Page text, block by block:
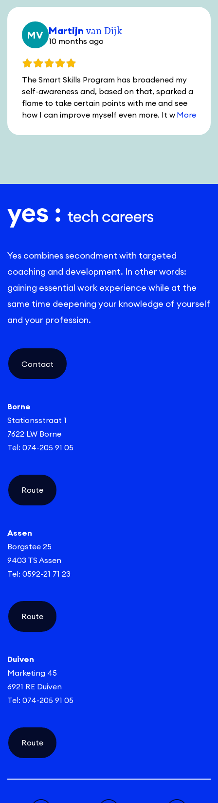
MV Martijnvan Dijk
10 months ago
The Smart Skills Program has broadened my
self-awareness and, based on that, sparked a
flame to take certain points with me and see
how I can improve myself even more. It was
together with the group under the guidance of
Yes combines secondment with targeted
coaching and development. In other words:
gaining essential work experience while at the
same time deepening your knowledge of yourself
and your profession.
Contact
Borne
Stationsstraat 1
7622 LW Borne
Tel: 074-205 91 05
Route
Assen
Borgstee 25
9403 TS Assen
Tel: 0592-21 71 23
Route
Duiven
Marketing 45
6921 RE Duiven
Tel: 074-205 91 05
Route